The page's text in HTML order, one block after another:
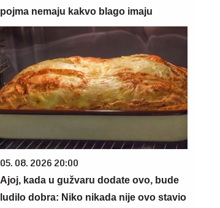
pojma nemaju kakvo blago imaju
05. 08. 2026 20:00
Ajoj, kada u gužvaru dodate ovo, bude
ludilo dobra: Niko nikada nije ovo stavio